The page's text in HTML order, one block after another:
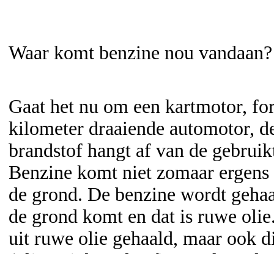
Waar komt benzine nou vandaan?
Gaat het nu om een kartmotor,
kilometer draaiende automotor,
brandstof hangt af van de
Benzine komt niet zomaar
de grond. De benzine wordt
de grond komt en dat is ruwe
uit ruwe olie gehaald, maar ook